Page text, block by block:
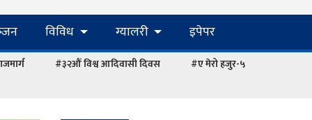
विविध ग्यालरी इपेपर
#३२औं विश्व आदिवासी दिवस #ए मेरो हजुर-५